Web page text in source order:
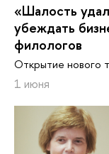
«Шалость
убеждать
филологов
Открытие нового
1 июня